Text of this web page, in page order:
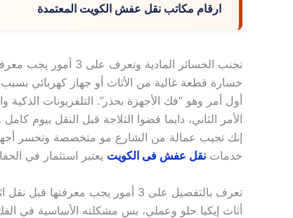
ارقام مكاتب نقل عفش الكويت المعتمدة
تجنب الخسائر المادية وتعرف على 3 أمور يجب معرفتها قبل نقل اثاث منزلك بالكويت
خسارة قطعة غالية من الأثاث أو جهاز كهربائي
أول أمر وهو “فك الأجهزة بحذر”. التلفزيونات الذكية
الأمر الثاني، دايما فضوا الثلاجة قبل النقل بيوم
إنك تجيب عمالة من الشارع مو متخصصة وتخسر
خدمات نقل عفش فى الكويت يعتبر استثمار في
تعرف بالتفصيل على 3 أمور يجب معرفتها قبل نقل اثاث منزلك بالكويت لفك وتركيب إيكيا
أثاث إيكيا حلو وعملي، بس مشكلته الأساسية في